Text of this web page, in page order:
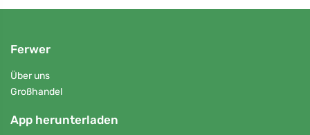
Ferwer
Über uns
Großhandel
App herunterladen